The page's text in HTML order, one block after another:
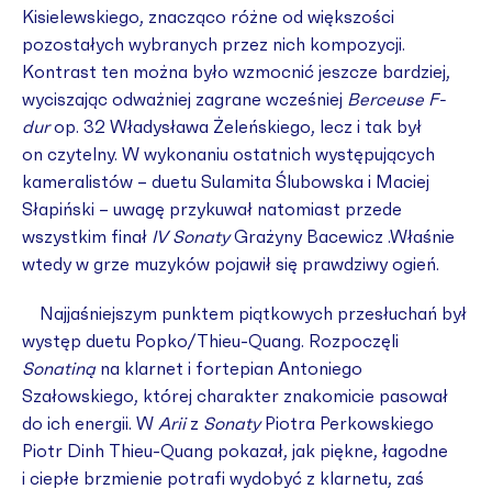
Kisielewskiego, znacząco różne od większości
pozostałych wybranych przez nich kompozycji.
Kontrast ten można było wzmocnić jeszcze bardziej,
wyciszając odważniej zagrane wcześniej Berceuse F-
durop. 32 Władysława Żeleńskiego, lecz i tak był
on czytelny. W wykonaniu ostatnich występujących
kameralistów – duetu Sulamita Ślubowska i Maciej
Słapiński – uwagę przykuwał natomiast przede
wszystkim finał IV SonatyGrażyny Bacewicz .Właśnie
wtedy w grze muzyków pojawił się prawdziwy ogień.
Najjaśniejszym punktem piątkowych przesłuchań był
występ duetu Popko/Thieu-Quang. Rozpoczęli
Sonatinąna klarnet i fortepian Antoniego
Szałowskiego, której charakter znakomicie pasował
do ich energii. W Ariiz SonatyPiotra Perkowskiego
Piotr Dinh Thieu-Quang pokazał, jak piękne, łagodne
i ciepłe brzmienie potrafi wydobyć z klarnetu, zaś